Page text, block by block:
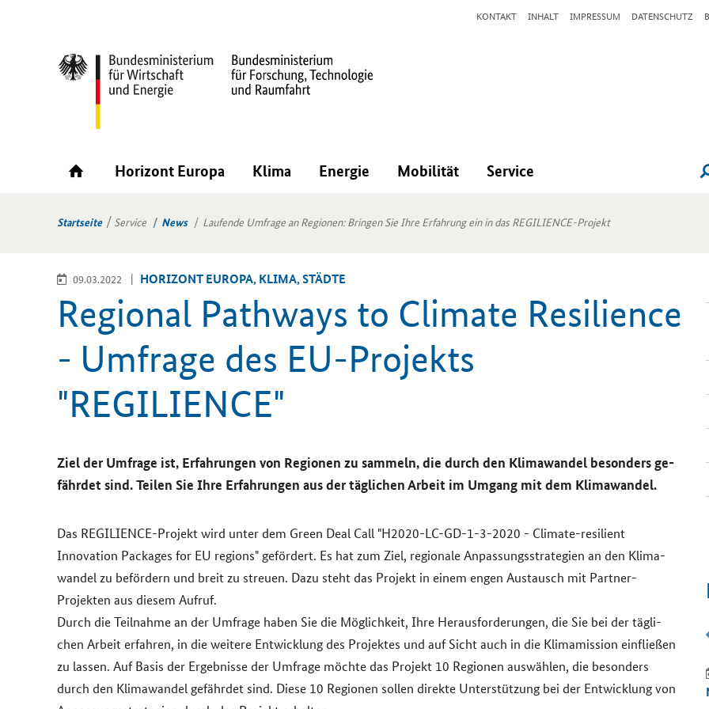
KONTAKT INHALT IMPRESSUM DATENSCHUTZ
Horizont Europa Klima Energie Mobilität Service
Startseite Service News Laufende Umfrage an Regionen: Bringen Sie Ihre Erfahrung ein in das REGILIENCE-Projekt
09.03.2022 HO­RI­ZONT EU­RO­PA, KLIMA, STÄD­TE
Regional Pathways to Climate Resilience
- Um­fra­ge des EU-​Projekts
"REGILIENCE"
Ziel der Um­fra­ge ist, Er­fah­run­gen von Re­gio­nen zu sam­meln, die durch den Kli­ma­wan­del be­son­ders ge­
fähr­det sind. Tei­len Sie Ihre Er­fah­run­gen aus der täg­li­chen Ar­beit im Um­gang mit dem Kli­ma­wan­del.
Das REGILIENCE-​Projekt wird unter dem Green Deal Call "H2020-​LC-GD-1-3-2020 - Climate-resilient
Innovation Packages for EU regions" ge­för­dert. Es hat zum Ziel, re­gio­na­le An­pas­sungs­stra­te­gien an den Kli­ma­
wan­del zu be­för­dern und breit zu streu­en. Dazu steht das Pro­jekt in einem engen Aus­tausch mit Partner-​
Projekten aus die­sem Auf­ruf.
Durch die Teil­nah­me an der Um­fra­ge haben Sie die Mög­lich­keit, Ihre Her­aus­for­de­run­gen, die Sie bei der täg­li­
chen Ar­beit er­fah­ren, in die wei­te­re Ent­wick­lung des Pro­jek­tes und auf Sicht auch in die Kli­ma­mis­si­on ein­flie­ßen
zu las­sen. Auf Basis der Er­geb­nis­se der Um­fra­ge möch­te das Pro­jekt 10 Re­gio­nen aus­wäh­len, die be­son­ders
durch den Kli­ma­wan­del ge­fähr­det sind. Diese 10 Re­gio­nen sol­len di­rek­te Un­ter­stüt­zung bei der Ent­wick­lung von
13.10.2026 HO­RI­ZONT EU­RO­PA
Horizon Europe Application